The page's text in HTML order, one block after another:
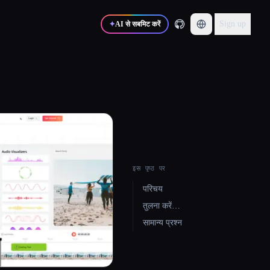
✦AI से सबमिट करें Sign up
इस पृष्ठ पर
परिचय
तुलना करें…
सामान्य प्रश्न